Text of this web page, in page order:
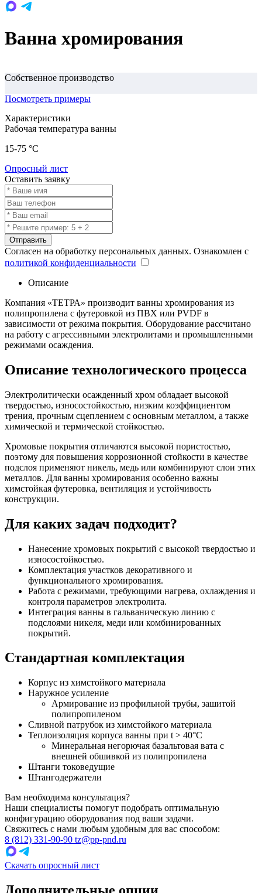
Ванна хромирования
Собственное производство
Посмотреть примеры
Характеристики
Рабочая температура ванны
15-75 °C
Опросный лист
Оставить заявку
Отправить
Согласен на обработку персональных данных. Ознакомлен с
политикой конфиденциальности
Описание
Компания «ТЕТРА» производит ванны хромирования из
полипропилена с футеровкой из ПВХ или PVDF в
зависимости от режима покрытия. Оборудование рассчитано
на работу с агрессивными электролитами и промышленными
режимами осаждения.
Описание технологического процесса
Электролитически осажденный хром обладает высокой
твердостью, износостойкостью, низким коэффициентом
трения, прочным сцеплением с основным металлом, а также
химической и термической стойкостью.
Хромовые покрытия отличаются высокой пористостью,
поэтому для повышения коррозионной стойкости в качестве
подслоя применяют никель, медь или комбинируют слои этих
металлов. Для ванны хромирования особенно важны
химстойкая футеровка, вентиляция и устойчивость
конструкции.
Для каких задач подходит?
Нанесение хромовых покрытий с высокой твердостью и
износостойкостью.
Комплектация участков декоративного и
функционального хромирования.
Работа с режимами, требующими нагрева, охлаждения и
контроля параметров электролита.
Интеграция ванны в гальваническую линию с
подслоями никеля, меди или комбинированных
покрытий.
Стандартная комплектация
Корпус из химстойкого материала
Наружное усиление
Армирование из профильной трубы, зашитой
полипропиленом
Сливной патрубок из химстойкого материала
Теплоизоляция корпуса ванны при t > 40°C
Минеральная негорючая базальтовая вата с
внешней обшивкой из полипропилена
Штанги токоведущие
Штангодержатели
Вам необходима консультация?
Наши специалисты помогут подобрать оптимальную
конфигурацию оборудования под ваши задачи.
Свяжитесь с нами любым удобным для вас способом:
8 (812) 331-90-90 tz@pp-pnd.ru
Скачать опросный лист